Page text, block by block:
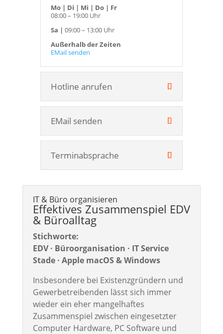
Mo | Di | Mi | Do | Fr
08:00 – 19:00 Uhr
Sa | 09:00 – 13:00 Uhr
Außerhalb der Zeiten
EMail senden
Hotline anrufen
EMail senden
Terminabsprache
IT & Büro organisieren
Effektives Zusammenspiel EDV
& Büroalltag
Stichworte:
EDV · Büroorganisation · IT Service
Stade · Apple macOS & Windows
Insbesondere bei Existenzgründern und
Gewerbetreibenden lässt sich immer
wieder ein eher mangelhaftes
Zusammenspiel zwischen eingesetzter
Computer Hardware, PC Software und